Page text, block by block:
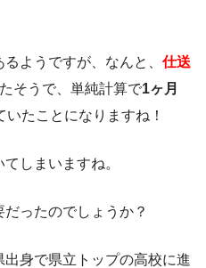
ようですが、なんと、 仕送
そうで、単純計算で1ヶ月
たことになりますね！
しまいますね。
ったのでしょうか？
身で県立トップの高校に進